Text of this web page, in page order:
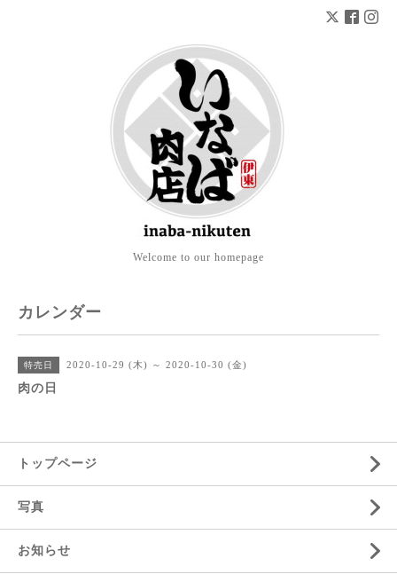
Welcome to our homepage
カレンダー
特売日 2020-10-29 (木) ～ 2020-10-30 (金)
肉の日
トップページ
写真
お知らせ